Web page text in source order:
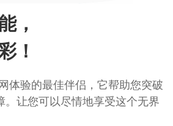
，
！
体验的最佳伴侣，它帮助您突破
。让您可以尽情地享受这个无界